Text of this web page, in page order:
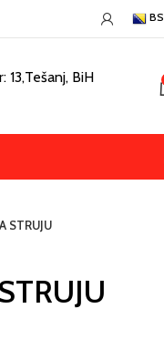
BS
13,Tešanj, BiH
STRUJU